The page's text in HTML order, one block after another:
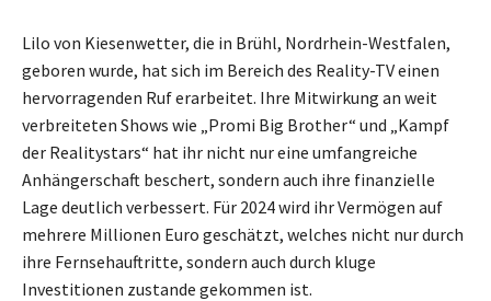
Lilo von Kiesenwetter, die in Brühl, Nordrhein-Westfalen,
geboren wurde, hat sich im Bereich des Reality-TV einen
hervorragenden Ruf erarbeitet. Ihre Mitwirkung an weit
verbreiteten Shows wie „Promi Big Brother“ und „Kampf
der Realitystars“ hat ihr nicht nur eine umfangreiche
Anhängerschaft beschert, sondern auch ihre finanzielle
Lage deutlich verbessert. Für 2024 wird ihr Vermögen auf
mehrere Millionen Euro geschätzt, welches nicht nur durch
ihre Fernsehauftritte, sondern auch durch kluge
Investitionen zustande gekommen ist.